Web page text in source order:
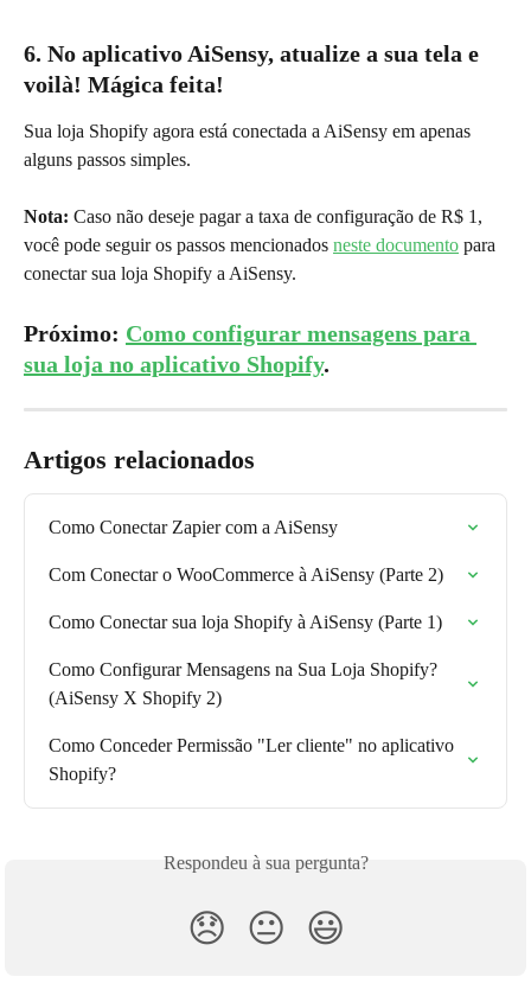
6. No aplicativo AiSensy, atualize a sua tela e
voilà! Mágica feita!
Sua loja Shopify agora está conectada a AiSensy em apenas
alguns passos simples.
Nota: Caso não deseje pagar a taxa de configuração de R$ 1,
você pode seguir os passos mencionados neste documento para
conectar sua loja Shopify a AiSensy.
Próximo: Como configurar mensagens para
sua loja no aplicativo Shopify.
Artigos relacionados
Como Conectar Zapier com a AiSensy
Com Conectar o WooCommerce à AiSensy (Parte 2)
Como Conectar sua loja Shopify à AiSensy (Parte 1)
Como Configurar Mensagens na Sua Loja Shopify?
(AiSensy X Shopify 2)
Como Conceder Permissão "Ler cliente" no aplicativo
Shopify?
Respondeu à sua pergunta?
😞 😐 😃